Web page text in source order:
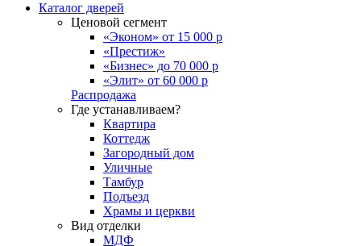
Каталог дверей
Ценовой сегмент
«Эконом» от 15 000 р
«Престиж»
«Бизнес» до 70 000 р
«Элит» от 60 000 р
Распродажа
Где устанавливаем?
Квартира
Коттедж
Загородный дом
Уличные
Тамбур
Подъезд
Храмы и церкви
Вид отделки
МДФ